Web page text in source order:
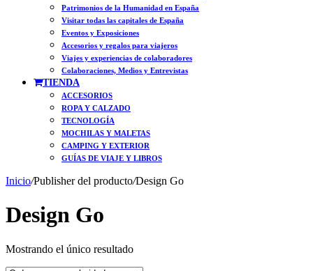
Patrimonios de la Humanidad en España
Visitar todas las capitales de España
Eventos y Exposiciones
Accesorios y regalos para viajeros
Viajes y experiencias de colaboradores
Colaboraciones, Medios y Entrevistas
TIENDA
ACCESORIOS
ROPA Y CALZADO
TECNOLOGÍA
MOCHILAS Y MALETAS
CAMPING Y EXTERIOR
GUÍAS DE VIAJE Y LIBROS
Inicio/Publisher del producto/Design Go
Design Go
Mostrando el único resultado